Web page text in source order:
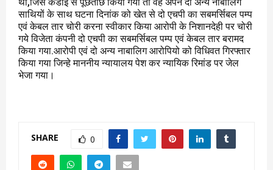
साथियों के साथ घटना दिनांक को खेत से दो एचपी का सबमर्सिबल पम्प
एवं केबल तार चोरी करना स्वीकार किया आरोपी के निशानदेही पर चोरी
गये विजेता कंपनी दो एचपी का सबमर्सिबल पम्प एवं केबल तार बरामद
किया गया.आरोपी एवं दो अन्य नाबालिग आरोपियो को विधिवत गिरफ्तार
किया गया जिन्हे माननीय न्यायालय पेश कर न्यायिक रिमांड पर जेल
भेजा गया।
SHARE 0